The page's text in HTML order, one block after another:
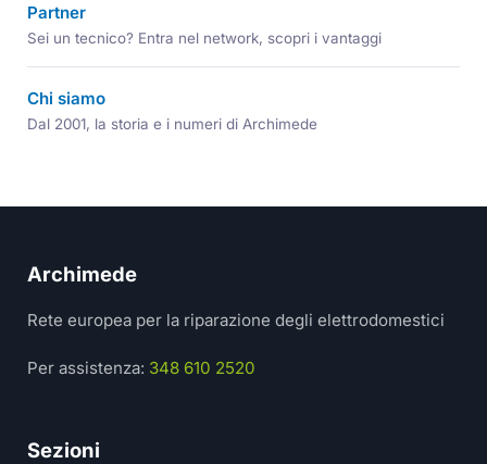
Partner
Sei un tecnico? Entra nel network, scopri i vantaggi
Chi siamo
Dal 2001, la storia e i numeri di Archimede
Archimede
Rete europea per la riparazione degli elettrodomestici
Per assistenza: 348 610 2520
Sezioni